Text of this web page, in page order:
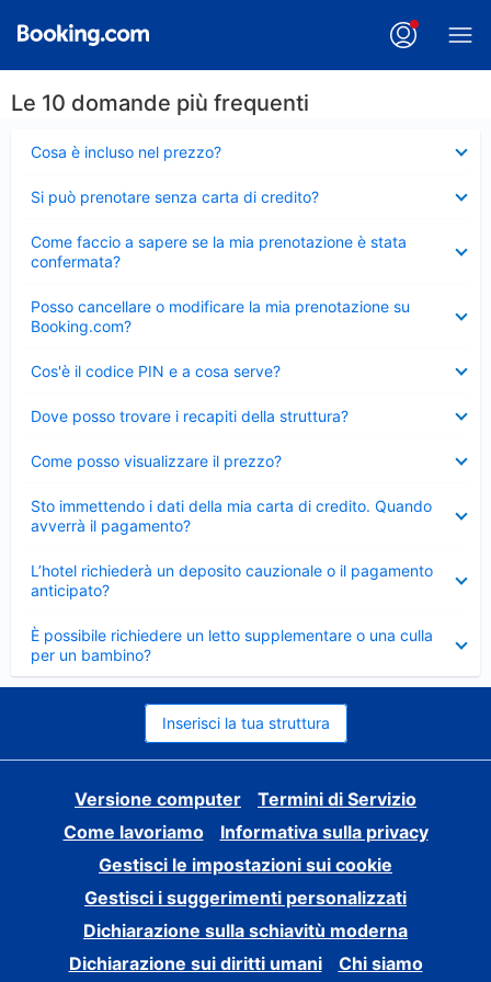
Le 10 domande più frequenti
Cosa è incluso nel prezzo?
chiuso
Si può prenotare senza carta di credito?
chiuso
Come faccio a sapere se la mia prenotazione è stata
confermata?
chiuso
Posso cancellare o modificare la mia prenotazione su
Booking.com?
chiuso
Cos'è il codice PIN e a cosa serve?
chiuso
Dove posso trovare i recapiti della struttura?
chiuso
Come posso visualizzare il prezzo?
chiuso
Sto immettendo i dati della mia carta di credito. Quando
avverrà il pagamento?
chiuso
L’hotel richiederà un deposito cauzionale o il pagamento
anticipato?
chiuso
È possibile richiedere un letto supplementare o una culla
per un bambino?
Elemento
chiuso
Inserisci la tua struttura
Versione computer
Termini di Servizio
Come lavoriamo
Informativa sulla privacy
Gestisci le impostazioni sui cookie
Gestisci i suggerimenti personalizzati
Dichiarazione sulla schiavitù moderna
Dichiarazione sui diritti umani
Chi siamo